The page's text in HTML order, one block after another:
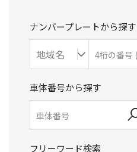
ナンバープレートから探す
車体番号から探す
フリーワード検索